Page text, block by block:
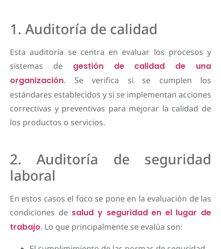
1. Auditoría de calidad
Esta auditoría se centra en evaluar los procesos y
sistemas de gestión de calidad de una
organización. Se verifica si se cumplen los
estándares establecidos y si se implementan acciones
correctivas y preventivas para mejorar la calidad de
los productos o servicios.
2. Auditoría de seguridad
laboral
En estos casos el foco se pone en la evaluación de las
condiciones de salud y seguridad en el lugar de
trabajo. Lo que principalmente se evalúa son: